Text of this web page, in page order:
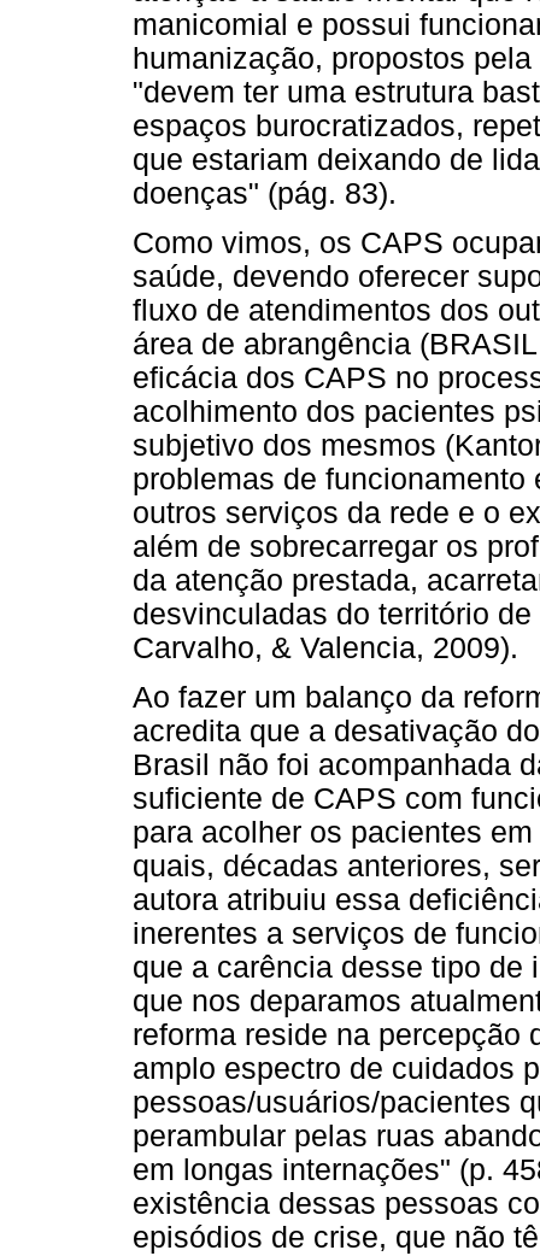
manicomial e possui
humanização, propostos
"devem ter uma estrutura
espaços burocratizados,
que estariam deixando de
doenças" (pág. 83).
Como vimos, os CAPS
saúde, devendo oferecer
fluxo de atendimentos dos
área de abrangência
eficácia dos CAPS no
acolhimento dos pacientes
subjetivo dos mesmos
problemas de
outros serviços da rede e o
além de sobrecarregar os
da atenção prestada,
desvinculadas do território
Carvalho, & Valencia, 2009).
Ao fazer um balanço da
acredita que a desativação
Brasil não foi acompanhada
suficiente de CAPS com
para acolher os pacientes
quais, décadas anteriores,
autora atribuiu essa
inerentes a serviços de
que a carência desse tipo de
que nos deparamos
reforma reside na percepção
amplo espectro de cuidados
pessoas/usuários/pacientes
perambular pelas ruas
em longas internações" (p.
existência dessas pessoas
episódios de crise, que não